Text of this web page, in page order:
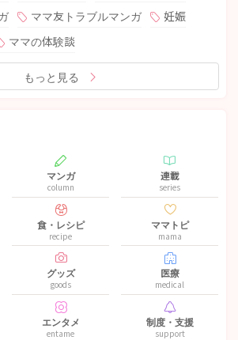
ママ友トラブルマンガ
妊娠
ママの体験談
もっと見る
マンガ
column
連載
series
食・レシピ
recipe
ママトピ
mama
グッズ
goods
医療
medical
エンタメ
entame
制度・支援
support